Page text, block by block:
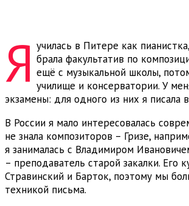
Я училась в Питере как
брала факультатив по
ещё с музыкальной школы,
училище и консерватории. У
экзамены: для одного из них я писала
В России я мало интересовалась
не знала композиторов – Гризе,
я занималась с Владимиром
– преподаватель старой закалки. Его
Стравинский и Барток, поэтому мы
техникой письма.